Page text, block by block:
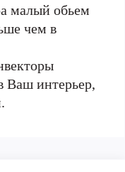
малый обьем
чем в
Ваш интерьер,